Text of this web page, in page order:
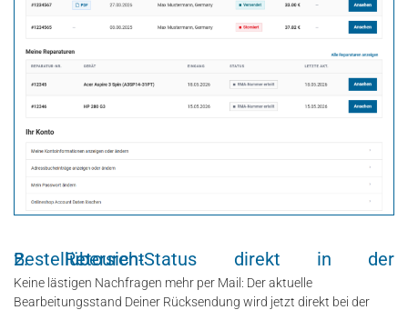
2. Retouren-Status direkt in der Bestellübersicht
Keine lästigen Nachfragen mehr per Mail: Der aktuelle
Bearbeitungsstand Deiner Rücksendung wird jetzt direkt bei der